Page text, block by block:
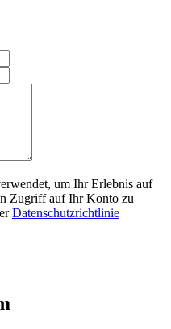
um Ihr Erlebnis auf
Zugriff auf Ihr Konto zu
Datenschutzrichtlinie